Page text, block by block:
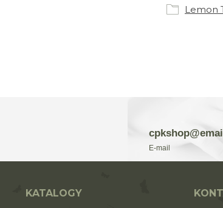
Lemon
E-mail
KATALOGY